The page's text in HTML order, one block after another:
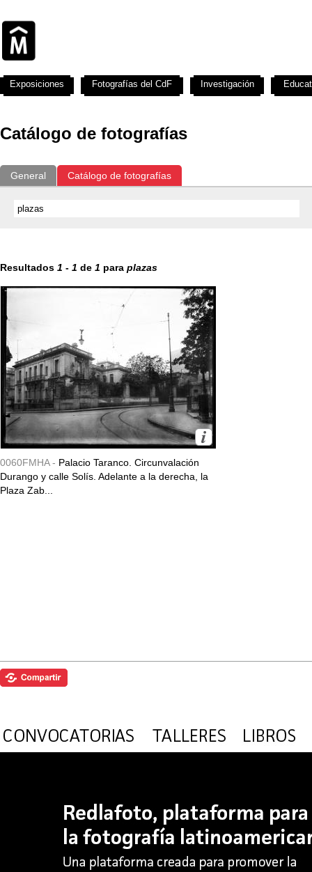
Catálogo de fotografías
General Catálogo de fotografías
Resultados 1 - 1 de 1 para plazas
0060FMHA - Palacio Taranco. Circunvalación
Durango y calle Solís. Adelante a la derecha, la
Plaza Zab...
Exposiciones Fotografías del CdF Investigación